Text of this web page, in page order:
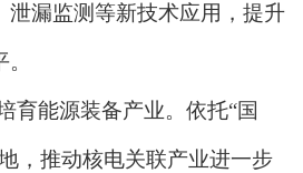
泄漏监测等新技术应用，提升
育能源装备产业。依托“国
，推动核电关联产业进一步